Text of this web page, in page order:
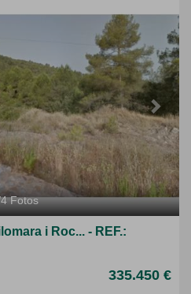
4Fotos
i Roc... - REF.:
335.450 €